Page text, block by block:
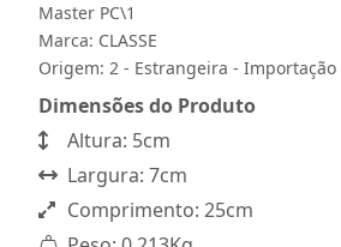
Master PC\1
Marca: CLASSE
Origem: 2 - Estrangeira -
Dimensões do Produto
Altura: 5cm
Largura: 7cm
Comprimento: 25cm